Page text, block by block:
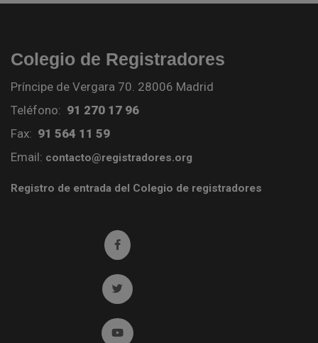
Colegio de Registradores
Príncipe de Vergara 70. 28006 Madrid
Teléfono: 91 270 17 96
Fax: 91 564 11 59
Email: contacto@registradores.org
Registro de entrada del Colegio de registradores
Ir a facebook (abre en ventana nueva)
Ir a twitter (abre en ventana nueva)
Ir a YouTube (abre en ventana nueva)